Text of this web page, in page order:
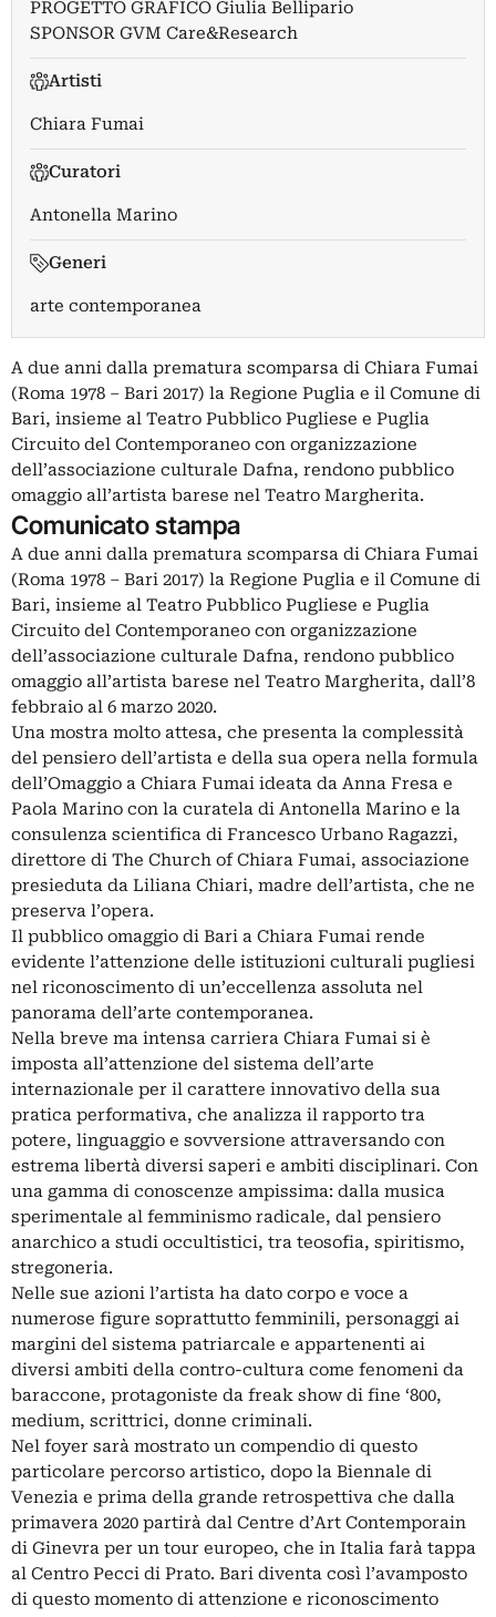
PROGETTO GRAFICO Giulia Bellipario
SPONSOR GVM Care&Research
Artisti
Chiara Fumai
Curatori
Antonella Marino
Generi
arte contemporanea
A due anni dalla prematura scomparsa di Chiara Fumai
(Roma 1978 – Bari 2017) la Regione Puglia e il Comune di
Bari, insieme al Teatro Pubblico Pugliese e Puglia
Circuito del Contemporaneo con organizzazione
dell’associazione culturale Dafna, rendono pubblico
omaggio all’artista barese nel Teatro Margherita.
Comunicato stampa
A due anni dalla prematura scomparsa di Chiara Fumai
(Roma 1978 – Bari 2017) la Regione Puglia e il Comune di
Bari, insieme al Teatro Pubblico Pugliese e Puglia
Circuito del Contemporaneo con organizzazione
dell’associazione culturale Dafna, rendono pubblico
omaggio all’artista barese nel Teatro Margherita, dall’8
febbraio al 6 marzo 2020.
Una mostra molto attesa, che presenta la complessità
del pensiero dell’artista e della sua opera nella formula
dell’Omaggio a Chiara Fumai ideata da Anna Fresa e
Paola Marino con la curatela di Antonella Marino e la
consulenza scientifica di Francesco Urbano Ragazzi,
direttore di The Church of Chiara Fumai, associazione
presieduta da Liliana Chiari, madre dell’artista, che ne
preserva l’opera.
Il pubblico omaggio di Bari a Chiara Fumai rende
evidente l’attenzione delle istituzioni culturali pugliesi
nel riconoscimento di un’eccellenza assoluta nel
panorama dell’arte contemporanea.
Nella breve ma intensa carriera Chiara Fumai si è
imposta all’attenzione del sistema dell’arte
internazionale per il carattere innovativo della sua
pratica performativa, che analizza il rapporto tra
potere, linguaggio e sovversione attraversando con
estrema libertà diversi saperi e ambiti disciplinari. Con
una gamma di conoscenze ampissima: dalla musica
sperimentale al femminismo radicale, dal pensiero
anarchico a studi occultistici, tra teosofia, spiritismo,
stregoneria.
Nelle sue azioni l’artista ha dato corpo e voce a
numerose figure soprattutto femminili, personaggi ai
margini del sistema patriarcale e appartenenti ai
diversi ambiti della contro-cultura come fenomeni da
baraccone, protagoniste da freak show di fine ‘800,
medium, scrittrici, donne criminali.
Nel foyer sarà mostrato un compendio di questo
particolare percorso artistico, dopo la Biennale di
Venezia e prima della grande retrospettiva che dalla
primavera 2020 partirà dal Centre d’Art Contemporain
di Ginevra per un tour europeo, che in Italia farà tappa
al Centro Pecci di Prato. Bari diventa così l’avamposto
di questo momento di attenzione e riconoscimento